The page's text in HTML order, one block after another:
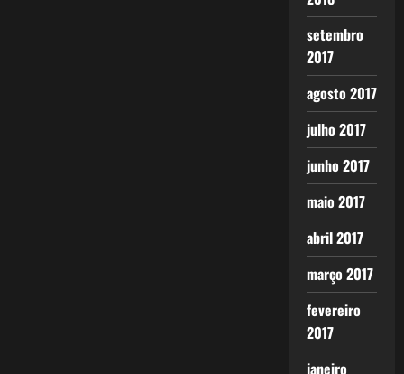
setembro
2017
agosto 2017
julho 2017
junho 2017
maio 2017
abril 2017
março 2017
fevereiro
2017
janeiro